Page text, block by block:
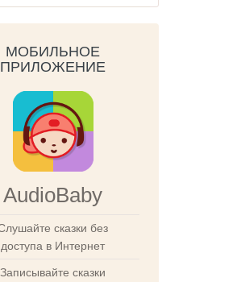
МОБИЛЬНОЕ
ПРИЛОЖЕНИЕ
AudioBaby
сказки без
доступа в Интернет
Записывайте сказки